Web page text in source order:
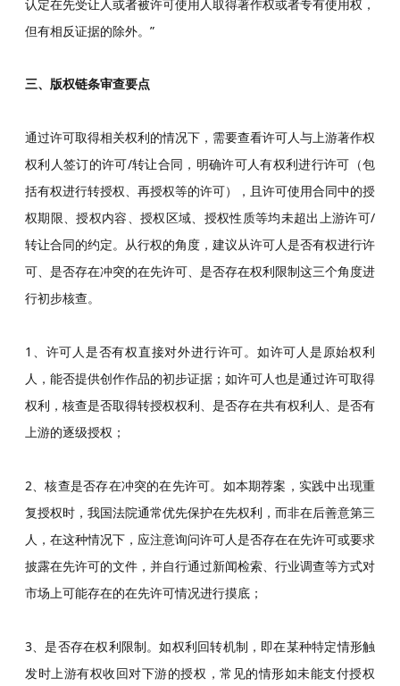
认定在先受让人或者被许可使用人取得著作权或者专有使用权，
但有相反证据的除外。”
三、版权链条审查要点
通过许可取得相关权利的情况下，需要查看许可人与上游著作权
权利人签订的许可/转让合同，明确许可人有权利进行许可（包
括有权进行转授权、再授权等的许可），且许可使用合同中的授
权期限、授权内容、授权区域、授权性质等均未超出上游许可/
转让合同的约定。从行权的角度，建议从许可人是否有权进行许
可、是否存在冲突的在先许可、是否存在权利限制这三个角度进
行初步核查。
1、许可人是否有权直接对外进行许可。如许可人是原始权利
人，能否提供创作作品的初步证据；如许可人也是通过许可取得
权利，核查是否取得转授权权利、是否存在共有权利人、是否有
上游的逐级授权；
2、核查是否存在冲突的在先许可。如本期荐案，实践中出现重
复授权时，我国法院通常优先保护在先权利，而非在后善意第三
人，在这种情况下，应注意询问许可人是否存在在先许可或要求
披露在先许可的文件，并自行通过新闻检索、行业调查等方式对
市场上可能存在的在先许可情况进行摸底；
3、是否存在权利限制。如权利回转机制，即在某种特定情形触
发时上游有权收回对下游的授权，常见的情形如未能支付授权